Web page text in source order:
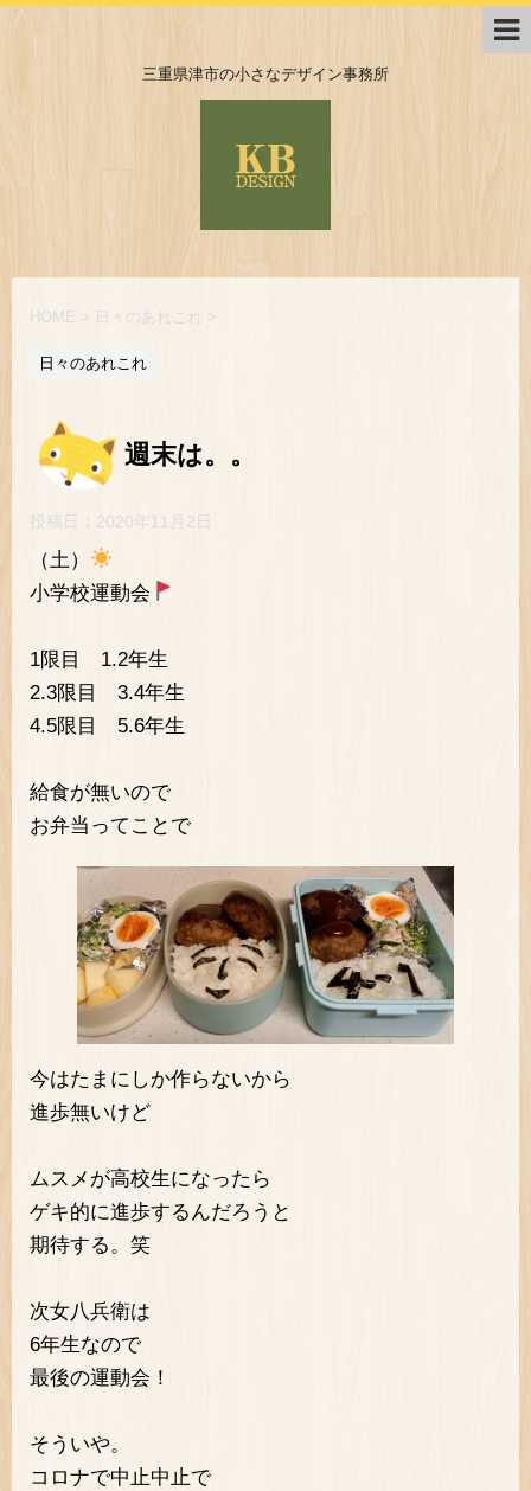
三重県津市の小さなデザイン事務所
HOME > 日々のあれこれ >
日々のあれこれ
週末は。。
投稿日： 2020年11月2日
（土）
小学校運動会
1限目 1.2年生
2.3限目 3.4年生
4.5限目 5.6年生
給食が無いので
お弁当ってことで
今はたまにしか作らないから
進歩無いけど
ムスメが高校生になったら
ゲキ的に進歩するんだろうと
期待する。笑
次女八兵衛は
6年生なので
最後の運動会！
そういや。
コロナで中止中止で